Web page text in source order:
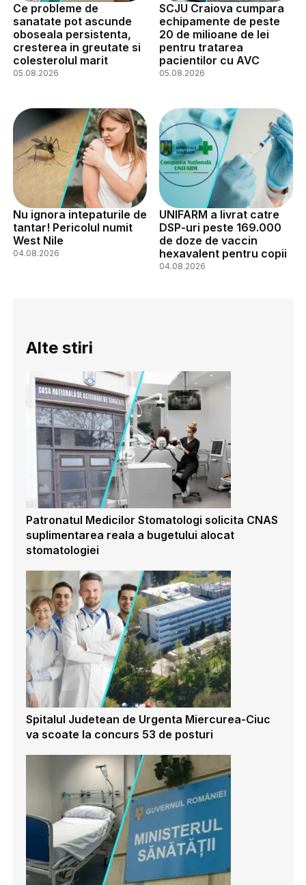
Ce probleme de
sanatate pot ascunde
oboseala persistenta,
cresterea in greutate si
colesterolul marit
05.08.2026
SCJU Craiova cumpara
echipamente de peste
20 de milioane de lei
pentru tratarea
pacientilor cu AVC
05.08.2026
Nu ignora intepaturile de
tantar! Pericolul numit
West Nile
04.08.2026
UNIFARM a livrat catre
DSP-uri peste 169.000
de doze de vaccin
hexavalent pentru copii
04.08.2026
Alte stiri
Patronatul Medicilor Stomatologi solicita CNAS
suplimentarea reala a bugetului alocat
stomatologiei
Spitalul Judetean de Urgenta Miercurea-Ciuc
va scoate la concurs 53 de posturi